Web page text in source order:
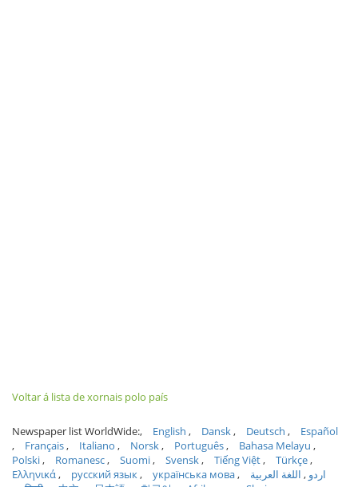
Voltar á lista de xornais polo país
Newspaper list WorldWide: English Dansk Deutsch
Español
Français
Italiano Norsk Português
Bahasa Melayu
Polski
Romanesc Suomi Svensk Tiếng Việt
Türkçe
Ελληνικά
русский язык українська мова اردو
اللغة العربية